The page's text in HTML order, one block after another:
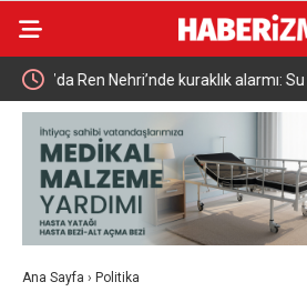
Uludağ’da çıkan orman yangını
Ana Sayfa › Politika